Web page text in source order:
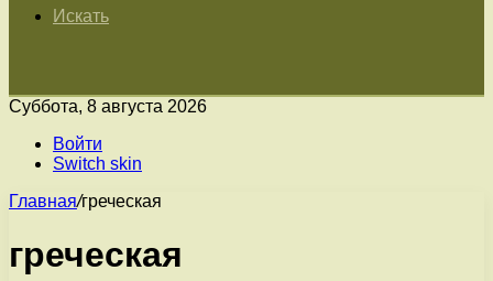
Искать
Суббота, 8 августа 2026
Войти
Switch skin
Главная/греческая
греческая